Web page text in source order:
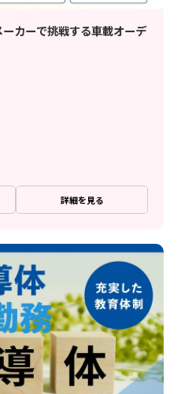
カーで挑戦する車載オーデ
詳細を見る